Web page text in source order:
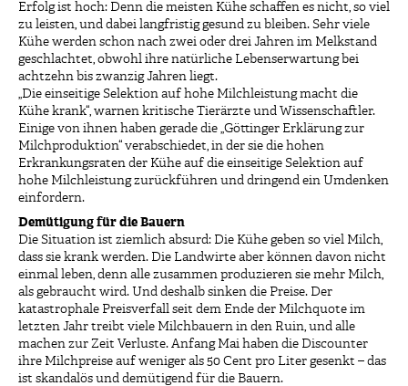
Erfolg ist hoch: Denn die meisten Kühe schaffen es nicht, so viel
zu leisten, und dabei langfristig gesund zu bleiben. Sehr viele
Kühe werden schon nach zwei oder drei Jahren im Melkstand
geschlachtet, obwohl ihre natürliche Lebenserwartung bei
achtzehn bis zwanzig Jahren liegt.
„Die einseitige Selektion auf hohe Milchleistung macht die
Kühe krank“, warnen kritische Tierärzte und Wissenschaftler.
Einige von ihnen haben gerade die „Göttinger Erklärung zur
Milchproduktion“ verabschiedet, in der sie die hohen
Erkrankungsraten der Kühe auf die einseitige Selektion auf
hohe Milchleistung zurückführen und dringend ein Umdenken
einfordern.
Demütigung für die Bauern
Die Situation ist ziemlich absurd: Die Kühe geben so viel Milch,
dass sie krank werden. Die Landwirte aber können davon nicht
einmal leben, denn alle zusammen produzieren sie mehr Milch,
als gebraucht wird. Und deshalb sinken die Preise. Der
katastrophale Preisverfall seit dem Ende der Milchquote im
letzten Jahr treibt viele Milchbauern in den Ruin, und alle
machen zur Zeit Verluste. Anfang Mai haben die Discounter
ihre Milchpreise auf weniger als 50 Cent pro Liter gesenkt – das
ist skandalös und demütigend für die Bauern.